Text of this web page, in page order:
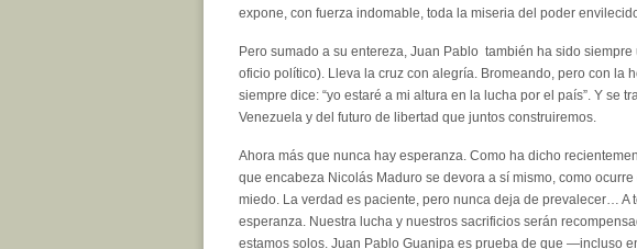
expone, con fuerza indomable, toda la miseria del poder
Pero sumado a su entereza, Juan Pablo también ha sido
oficio político). Lleva la cruz con alegría. Bromeando, pero con la
siempre dice: “yo estaré a mi altura en la lucha por el país”. Y se
Venezuela y del futuro de libertad que juntos construiremos.
Ahora más que nunca hay esperanza. Como ha dicho
que encabeza Nicolás Maduro se devora a sí mismo, como
miedo. La verdad es paciente, pero nunca deja de prevalecer… A
esperanza. Nuestra lucha y nuestros sacrificios serán
estamos solos. Juan Pablo Guanipa es prueba de que —incluso